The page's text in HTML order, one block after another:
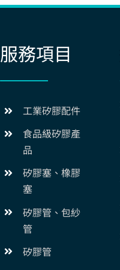
服務項目
工業矽膠配件
食品級矽膠產
品
矽膠塞、橡膠
塞
矽膠管、包紗
管
矽膠管